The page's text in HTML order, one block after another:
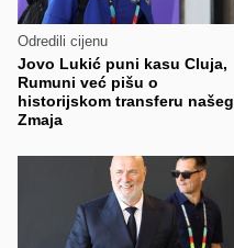
Odredili cijenu
Jovo Lukić puni kasu Cluja,
Rumuni već pišu o
historijskom transferu našeg
Zmaja